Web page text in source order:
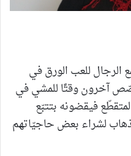
الرجال للعب الورق في
آخرون وقتًا للمشي في
فيقضونه بتتبّع
لشراء بعض حاجيّاتهم